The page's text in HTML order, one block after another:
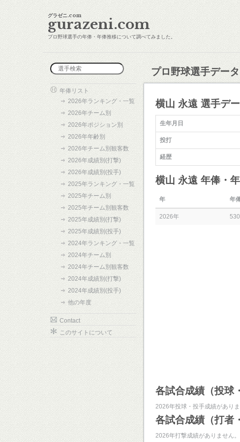
グラゼニ.com
gurazeni.com
プロ野球選手の年俸・年俸推移について調べてみました。
年俸リスト
2026年ランキング・一覧
2026年チーム別
2026年ポジション別
2026年年齢別
2026年チーム別観客数
2026年成績別(打撃)
2026年成績別(投手)
2025年ランキング・一覧
2025年チーム別
2025年チーム別観客数
2025年成績別(打撃)
2025年成績別(投手)
2024年ランキング・一覧
2024年チーム別
2024年チーム別観客数
2024年成績別(打撃)
2024年成績別(投手)
他の年度
Contact
このサイトについて
プロ野球選手データ
横山 永遠 選手デ
生年月日
投打
経歴
横山 永遠 年俸・
年 年
2026年
各試合成績（投球
2026年投球・投手成績がありま
各試合成績（打者
2026年打撃成績がありません。